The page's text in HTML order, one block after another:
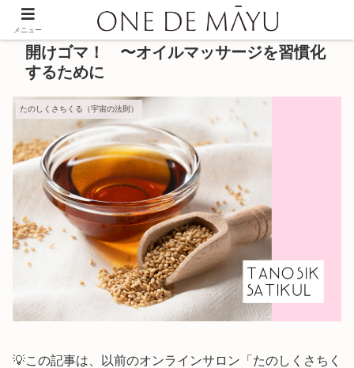
開けゴマ！ 〜オイルマッサージを習慣化
するために
たのしくさちくる（宇宙の法則）
💡この記事は、以前のオンラインサロン「たのしくさちく
メニュー